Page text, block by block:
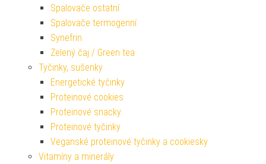
Spalovače ostatní
Spalovače termogenní
Synefrin
Zelený čaj / Green tea
Tyčinky, sušenky
Energetické tyčinky
Proteinové cookies
Proteinové snacky
Proteinové tyčinky
Veganské proteinové tyčinky a cookiesky
Vitamíny a minerály